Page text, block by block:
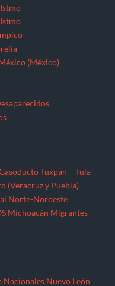
(México)
Tuxpan – Tula
(Veracruz y Puebla)
Norte-Noroeste
Michoacán Migrantes
Nacionales Nuevo León